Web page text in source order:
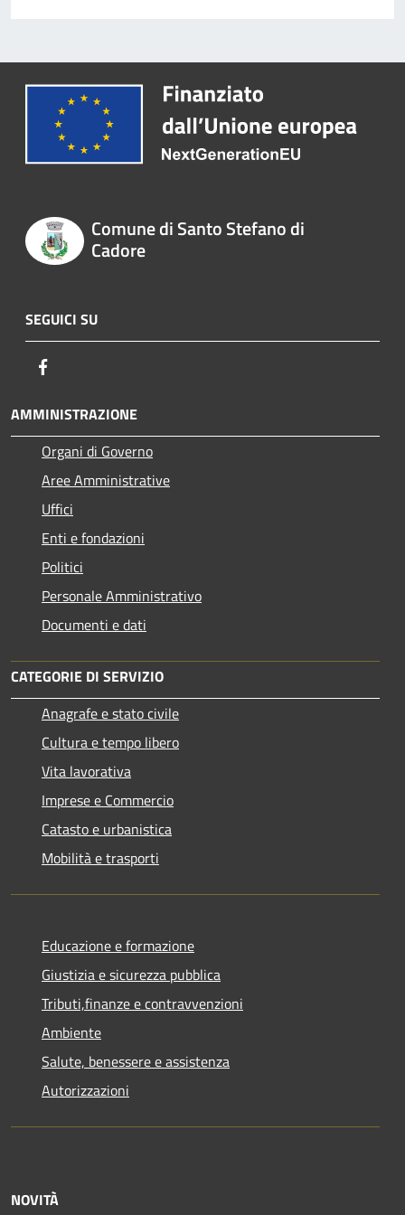
Comune di Santo Stefano di
Cadore
SEGUICI SU
AMMINISTRAZIONE
Organi di Governo
Aree Amministrative
Uffici
Enti e fondazioni
Politici
Personale Amministrativo
Documenti e dati
CATEGORIE DI SERVIZIO
Anagrafe e stato civile
Cultura e tempo libero
Vita lavorativa
Imprese e Commercio
Catasto e urbanistica
Mobilità e trasporti
Educazione e formazione
Giustizia e sicurezza pubblica
Tributi,finanze e contravvenzioni
Ambiente
Salute, benessere e assistenza
Autorizzazioni
NOVITÀ